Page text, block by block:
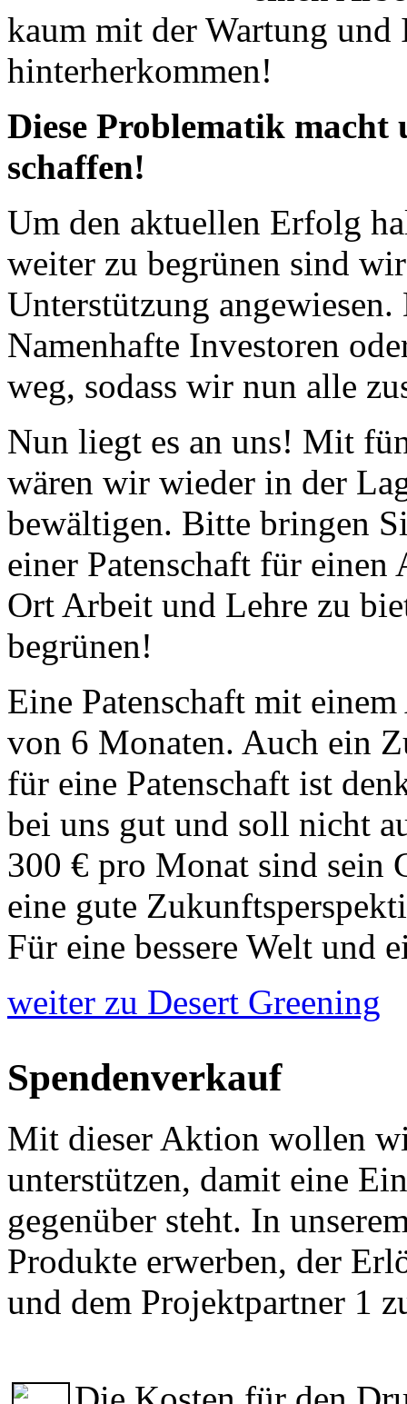
kaum mit der Wartung und
hinterherkommen!
Diese Problematik macht
schaffen!
Um den aktuellen Erfolg
weiter zu begrünen sind
Unterstützung
Namenhafte Investoren
weg, sodass wir nun alle
Nun liegt es an uns! Mit
wären wir wieder in der
bewältigen. Bitte bringen
einer Patenschaft für
Ort Arbeit und Lehre zu
begrünen!
Eine Patenschaft mit
von 6 Monaten. Auch ein
für eine Patenschaft ist
bei uns gut und soll nicht
300 € pro Monat sind sein
eine gute
Für eine bessere Welt und
weiter zu Desert Greening
Spendenverkauf
Mit dieser Aktion wollen
unterstützen, damit eine
gegenüber steht. In
Produkte erwerben, der
und dem Projektpartner 1